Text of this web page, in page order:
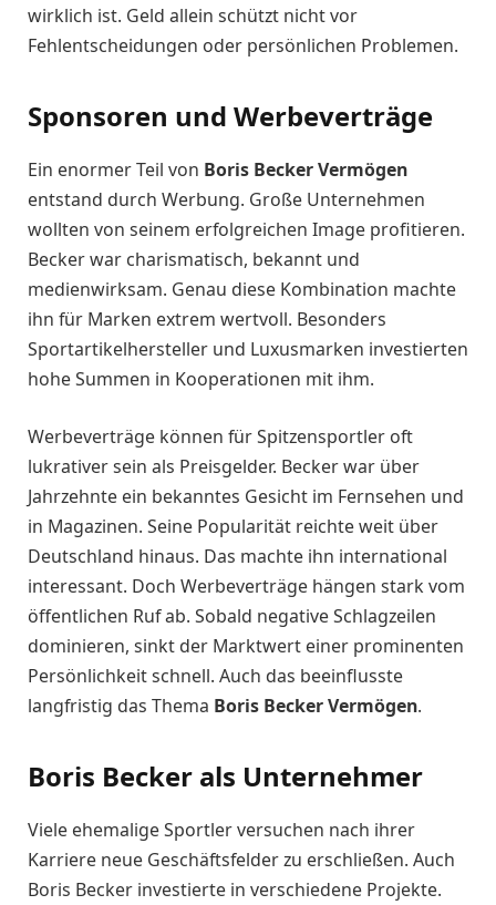
wirklich ist. Geld allein schützt nicht vor
Fehlentscheidungen oder persönlichen Problemen.
Sponsoren und Werbeverträge
Ein enormer Teil von Boris Becker Vermögen
entstand durch Werbung. Große Unternehmen
wollten von seinem erfolgreichen Image profitieren.
Becker war charismatisch, bekannt und
medienwirksam. Genau diese Kombination machte
ihn für Marken extrem wertvoll. Besonders
Sportartikelhersteller und Luxusmarken investierten
hohe Summen in Kooperationen mit ihm.
Werbeverträge können für Spitzensportler oft
lukrativer sein als Preisgelder. Becker war über
Jahrzehnte ein bekanntes Gesicht im Fernsehen und
in Magazinen. Seine Popularität reichte weit über
Deutschland hinaus. Das machte ihn international
interessant. Doch Werbeverträge hängen stark vom
öffentlichen Ruf ab. Sobald negative Schlagzeilen
dominieren, sinkt der Marktwert einer prominenten
Persönlichkeit schnell. Auch das beeinflusste
langfristig das Thema Boris Becker Vermögen.
Boris Becker als Unternehmer
Viele ehemalige Sportler versuchen nach ihrer
Karriere neue Geschäftsfelder zu erschließen. Auch
Boris Becker investierte in verschiedene Projekte.